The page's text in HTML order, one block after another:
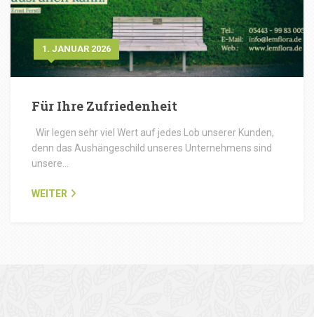
1. JANUAR 2026
Für Ihre Zufriedenheit
Wir legen sehr viel Wert auf jedes Lob unserer Kunden,
denn das Aushängeschild unseres Unternehmens sind
unsere…
WEITER